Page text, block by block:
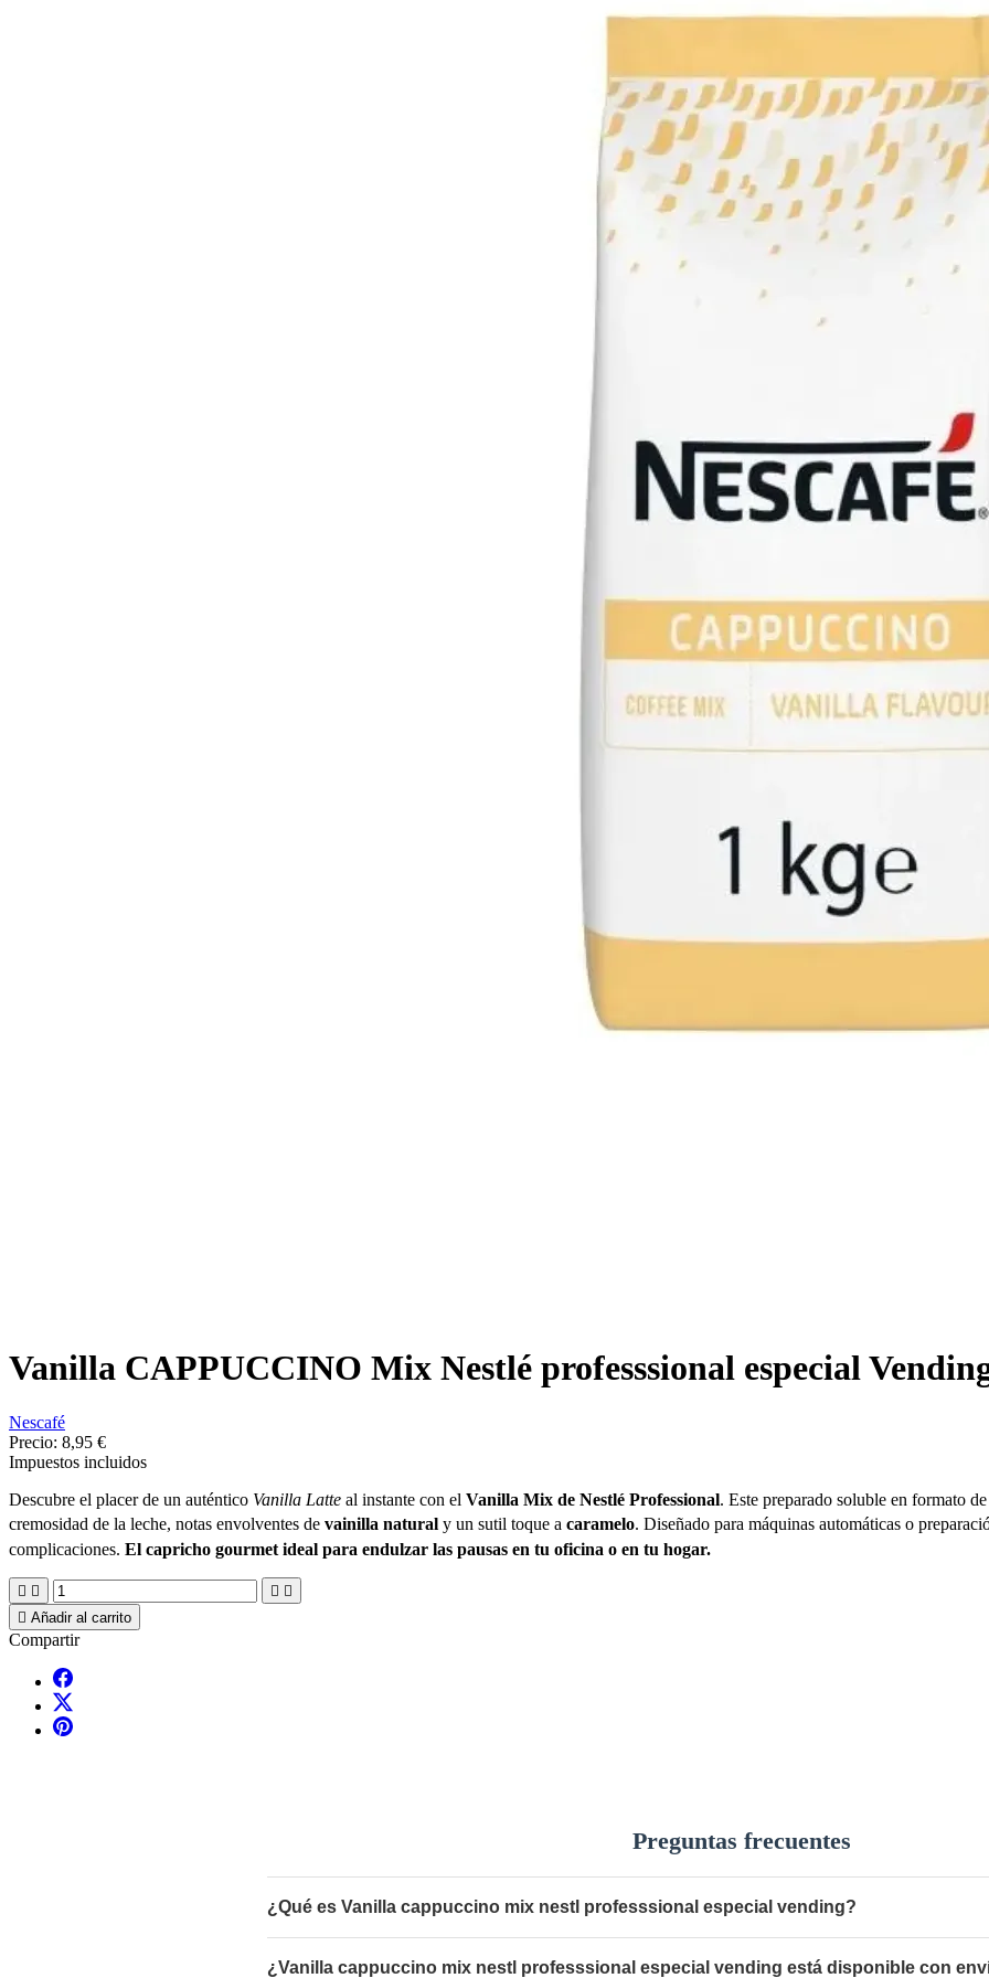
Vanilla CAPPUCCINO Mix Nestlé professsional especial
Nescafé
Precio: 8,95 €
Impuestos incluidos
Descubre el placer de un auténtico Vanilla Latte al instante con el Vanilla Mix de Nestlé Professional. Este preparado soluble en formato
cremosidad de la leche, notas envolventes de vainilla natural y un sutil toque a caramelo. Diseñado para máquinas automáticas o
complicaciones. El capricho gourmet ideal para endulzar las pausas en tu oficina o en tu hogar.
   
 Añadir al carrito
Compartir
Preguntas frecuentes
¿Qué es Vanilla cappuccino mix nestl professsional especial vending?
¿Vanilla cappuccino mix nestl professsional especial vending está disponible con